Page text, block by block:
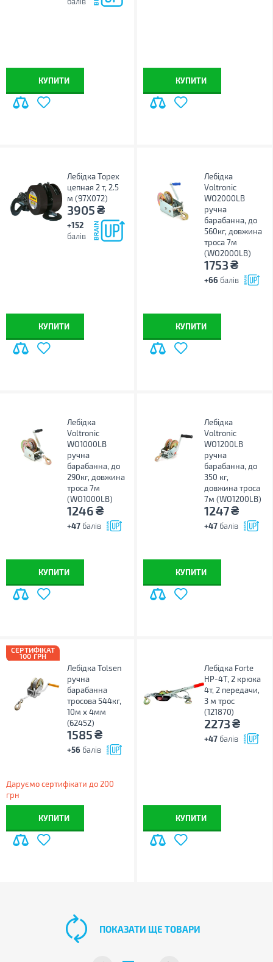
КУПИТИ КУПИТИ
Лебідка Topex
цепная 2 т, 2.5
м (97X072)
3905₴
+152
балів
КУПИТИ
Лебідка
Voltronic
WO2000LB
ручна
барабанна, до
560кг, довжина
троса 7м
(WO2000LB)
1753₴
+66 балів
КУПИТИ
Лебідка
Voltronic
WO1000LB
ручна
барабанна, до
290кг, довжина
троса 7м
(WO1000LB)
1246₴
+47 балів
КУПИТИ
Лебідка
Voltronic
WO1200LB
ручна
барабанна, до
350 кг,
довжина троса
7м (WO1200LB)
1247₴
+47 балів
КУПИТИ
СЕРТИФІКАТ
100 ГРН
Лебідка Tolsen
ручна
барабанна
тросова 544кг,
10м х 4мм
(62452)
1585₴
+56 балів
Даруємо сертифікати до 200
грн
КУПИТИ
Лебідка Forte
HP-4T, 2 крюка
4т, 2 передачи,
3 м трос
(121870)
2273₴
+47 балів
КУПИТИ
ПОКАЗАТИ ЩЕ ТОВАРИ